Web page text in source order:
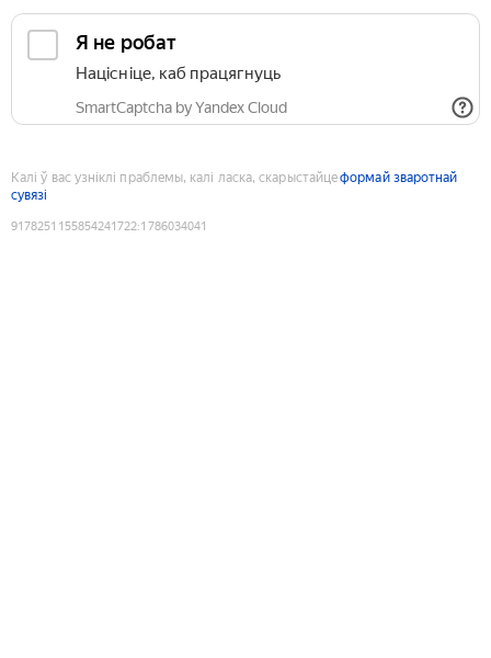
Я не робат
Націсніце, каб працягнуць
SmartCaptcha by Yandex Cloud
Калі ў вас узніклі праблемы, калі ласка, скарыстайцеформай зваротнай
сувязі
9178251155854241722:1786034041